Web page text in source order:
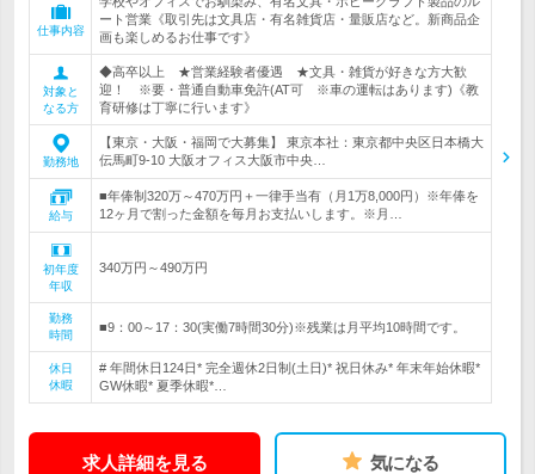
仕事内容
ート営業《取引先は文具店・有名雑貨店・量販店など。新商品企
画も楽しめるお仕事です》
対象と
なる方
◆高卒以上 ★営業経験者優遇 ★文具・雑貨が好きな方大歓
迎！ ※要・普通自動車免許(AT可 ※車の運転はあります)《教
育研修は丁寧に行います》
勤務地
【東京・大阪・福岡で大募集】 東京本社：東京都中央区日本橋大
伝馬町9-10 大阪オフィス大阪市中央…
給与
■年俸制320万～470万円＋一律手当有（月1万8,000円）※年俸を
12ヶ月で割った金額を毎月お支払いします。※月…
初年度
年収
340万円～490万円
勤務
時間
■9：00～17：30(実働7時間30分)※残業は月平均10時間です。
休日
休暇
# 年間休日124日* 完全週休2日制(土日)* 祝日休み* 年末年始休暇*
GW休暇* 夏季休暇*…
求人詳細を見る 気になる